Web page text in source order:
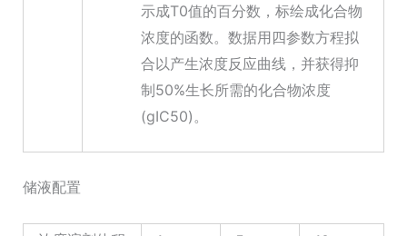
示成T0值的百分数，标绘成化合物
浓度的函数。数据用四参数方程拟
合以产生浓度反应曲线，并获得抑
制50%生长所需的化合物浓度
(gIC50)。
储液配置